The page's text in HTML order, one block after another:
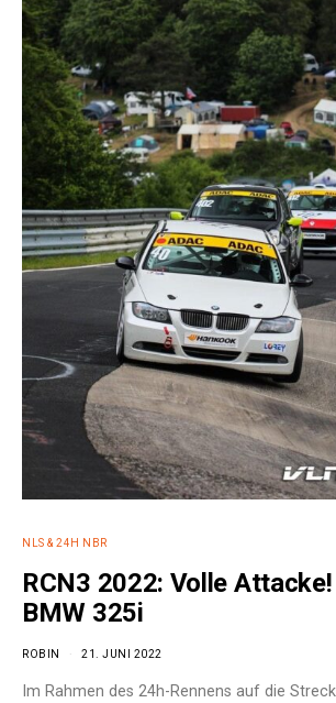
NLS & 24H NBR
RCN3 2022: Volle
BMW 325i
ROBIN 21. JUNI 2022
Im Rahmen des 24h-Rennens auf die